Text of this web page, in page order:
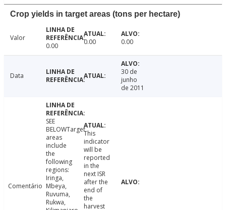
Crop yields in target areas (tons per hectare)
Valor
0.00
0.00 0.00
Data
30 de
junho
de 2011
Comentário
SEE
BELOWTarget
areas
include
the
following
regions:
Iringa,
Mbeya,
Ruvuma,
Rukwa,
This
indicator
will be
reported
in the
next ISR
after the
end of
the
harvest